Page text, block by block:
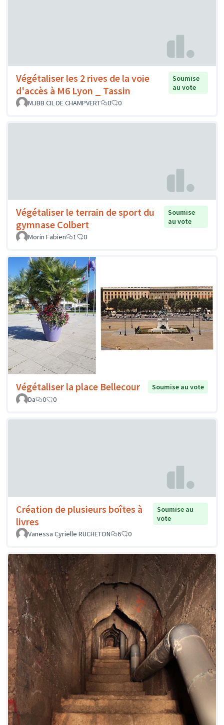
Végétaliser les 2 rives de la voie
d'accès à M6 Lyon _ Tassin
Soumise
au vote
MJBB CIL DE CHAMPVERT
0 0
Végétaliser le terrain de sport du
gymnase Colbert
Soumise
au vote
Morin Fabien
1 0
Végétaliser la place Bellecour
Soumise au vote
Da
0 0
Création de plusieurs boîtes à
livres
Soumise au
vote
Vanessa Cyrielle RUCHETON
6 0